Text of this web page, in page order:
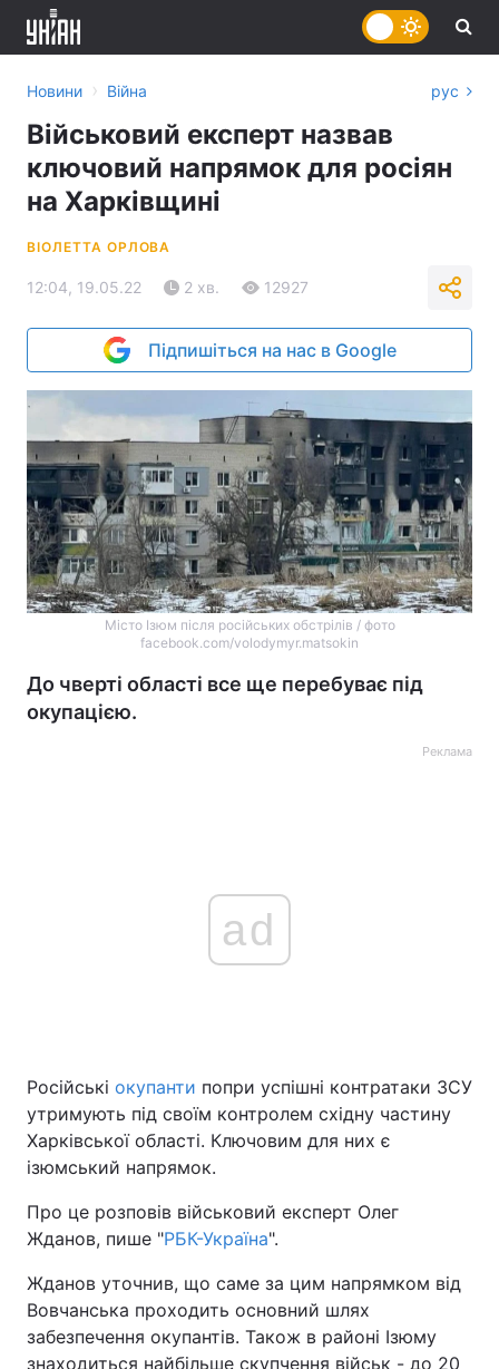
Головна Війна
Україна Політика
Спорт Наука
Техно і зв'язок Лайт
Зброя Інциденти
Новини › Війна рус
Військовий експерт назвав
ключовий напрямок для росіян
на Харківщині
ВІОЛЕТТА ОРЛОВА
12:04, 19.05.22 2 хв. 12927
Підпишіться на нас в Google
Місто Ізюм після російських обстрілів / фото
facebook.com/volodymyr.matsokin
До чверті області все ще перебуває під
окупацією.
Реклама
ad
Російські окупанти попри успішні контратаки ЗСУ
утримують під своїм контролем східну частину
Харківської області. Ключовим для них є
ізюмський напрямок.
Про це розповів військовий експерт Олег
Жданов, пише "РБК-Україна".
Жданов уточнив, що саме за цим напрямком від
Вовчанська проходить основний шлях
забезпечення окупантів. Також в районі Ізюму
знаходиться найбільше скупчення військ - до 20